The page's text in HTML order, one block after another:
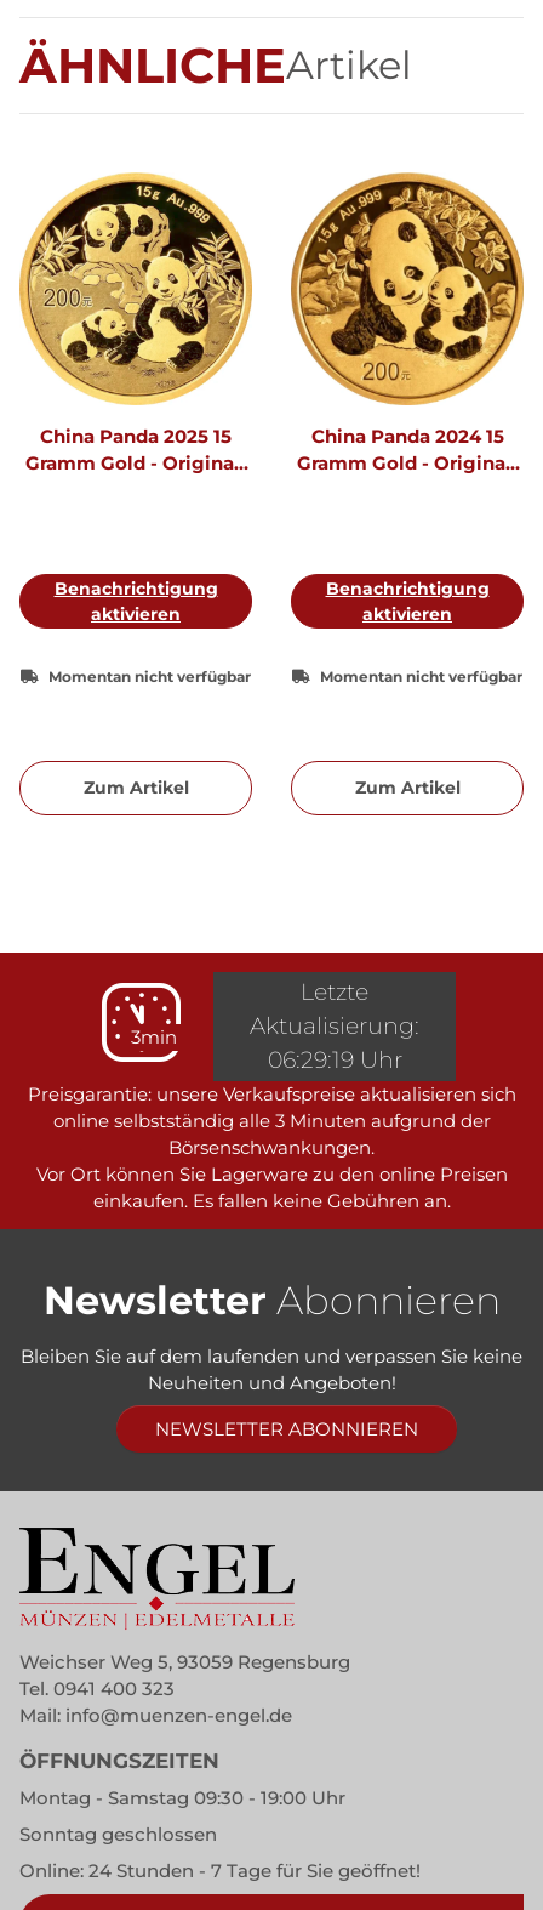
ÄHNLICHEArtikel
China Panda 2025 15
Gramm Gold - Original-
Benachrichtigung
aktivieren
Momentan nicht verfügbar
Zum Artikel
China Panda 2024 15
Gramm Gold - Original-
Benachrichtigung
aktivieren
Momentan nicht verfügbar
Zum Artikel
3min
Preisgarantie: unsere Verkaufspreise aktualisieren sich
online selbstständig alle 3 Minuten aufgrund der
Börsenschwankungen.
Vor Ort können Sie Lagerware zu den online Preisen
einkaufen. Es fallen keine Gebühren an.
Letzte
Aktualisierung:
06:29:19 Uhr
Newsletter Abonnieren
Bleiben Sie auf dem laufenden und verpassen Sie keine
Neuheiten und Angeboten!
NEWSLETTER ABONNIEREN
Weichser Weg 5, 93059 Regensburg
Tel. 0941 400 323
Mail: info@muenzen-engel.de
ÖFFNUNGSZEITEN
Montag - Samstag 09:30 - 19:00 Uhr
Sonntag geschlossen
Online: 24 Stunden - 7 Tage für Sie geöffnet!